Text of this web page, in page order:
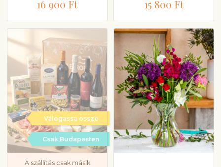
16 900 Ft 15 800 Ft
Válogassa össze
Csak Budapesten
A szállítás csak másik